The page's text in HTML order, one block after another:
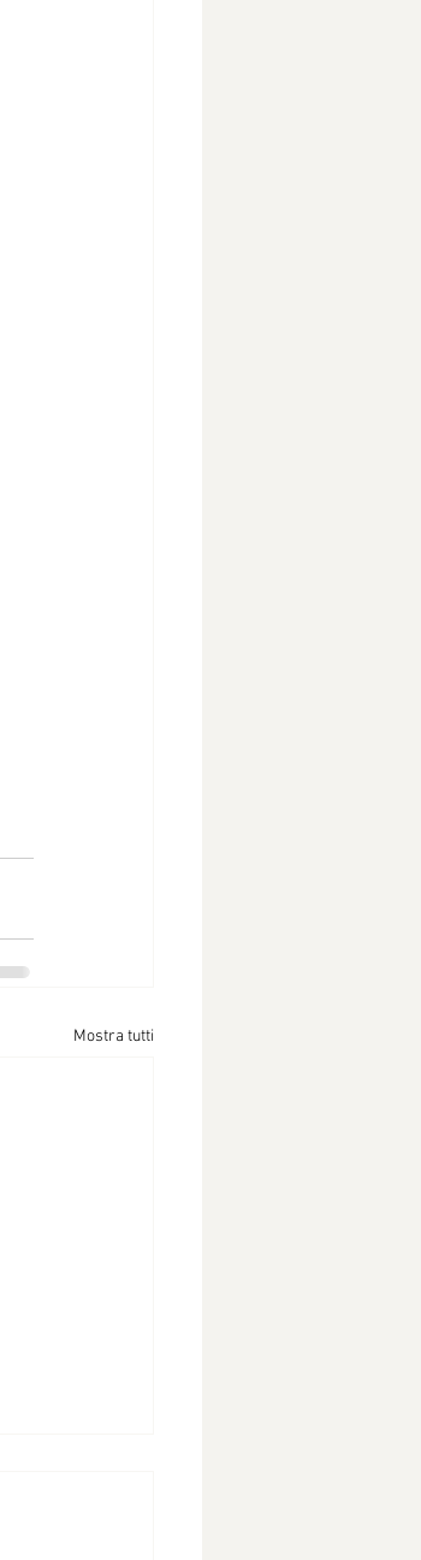
Mostra tutti